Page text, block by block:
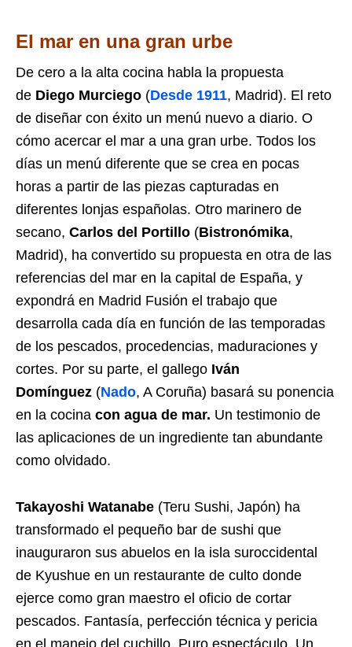
El mar en una gran urbe
De cero a la alta cocina habla la propuesta
de Diego Murciego (Desde 1911, Madrid). El reto
de diseñar con éxito un menú nuevo a diario. O
cómo acercar el mar a una gran urbe. Todos los
días un menú diferente que se crea en pocas
horas a partir de las piezas capturadas en
diferentes lonjas españolas. Otro marinero de
secano, Carlos del Portillo (Bistronómika,
Madrid), ha convertido su propuesta en otra de las
referencias del mar en la capital de España, y
expondrá en Madrid Fusión el trabajo que
desarrolla cada día en función de las temporadas
de los pescados, procedencias, maduraciones y
cortes. Por su parte, el gallego Iván
Domínguez (Nado, A Coruña) basará su ponencia
en la cocina con agua de mar. Un testimonio de
las aplicaciones de un ingrediente tan abundante
como olvidado.
Takayoshi Watanabe (Teru Sushi, Japón) ha
transformado el pequeño bar de sushi que
inauguraron sus abuelos en la isla suroccidental
de Kyushue en un restaurante de culto donde
ejerce como gran maestro el oficio de cortar
pescados. Fantasía, perfección técnica y pericia